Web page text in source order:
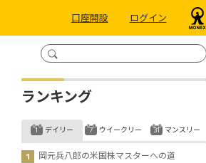
口座開設 ログイン
ランキング
デイリー
岡元兵八郎の米国株マスターへの道
ウイークリー マンスリー